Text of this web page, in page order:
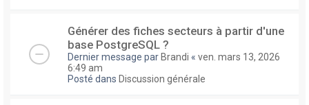
Générer des fiches secteurs à partir d'une
base PostgreSQL ?
Dernier message par Brandi « ven. mars 13, 2026
6:49 am
Posté dans Discussion générale